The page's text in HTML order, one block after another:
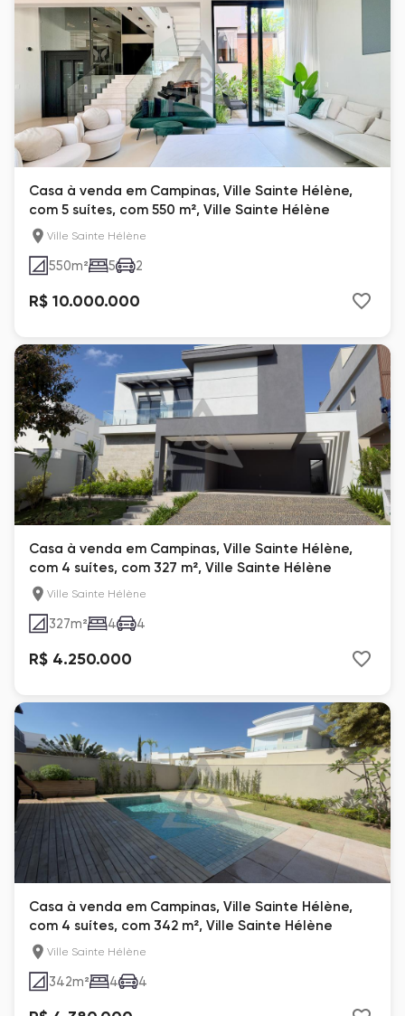
Casa à venda em Campinas, Ville Sainte Hélène,
com 5 suítes, com 550 m², Ville Sainte Hélène
Ville Sainte Hélène
550m² 5 2
R$ 10.000.000
Casa à venda em Campinas, Ville Sainte Hélène,
com 4 suítes, com 327 m², Ville Sainte Hélène
Ville Sainte Hélène
327m² 4 4
R$ 4.250.000
Casa à venda em Campinas, Ville Sainte Hélène,
com 4 suítes, com 342 m², Ville Sainte Hélène
Ville Sainte Hélène
342m² 4 4